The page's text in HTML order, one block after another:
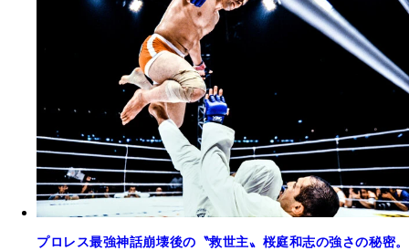
プロレス最強神話崩壊後の〝救世主〟桜庭和志の強さの秘密。